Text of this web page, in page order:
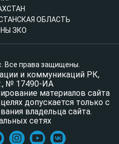
ОБЛАСТЬ
ЗКО
Все права защищены.
и коммуникаций РК,
№ 17490-ИА
материалов сайта
допускается только с
владельца сайта.
сетях